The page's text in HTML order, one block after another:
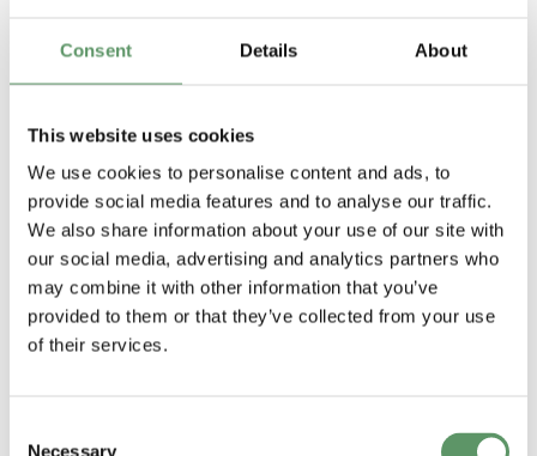
Consent Details About
This website uses cookies
We use cookies to personalise content and ads, to
provide social media features and to analyse our traffic.
We also share information about your use of our site with
our social media, advertising and analytics partners who
may combine it with other information that you’ve
provided to them or that they’ve collected from your use
of their services.
Necessary
Gennem forløbet er der desuden lavet
en række case-videoer fra de
forskellige samarbejder, som du kan
se herunder.
Se success-film